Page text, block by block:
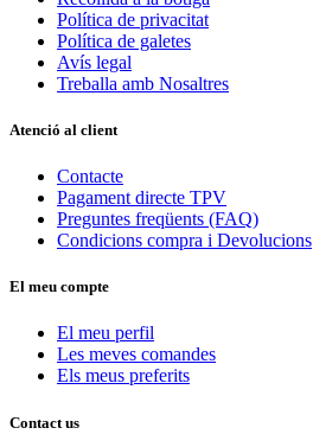
Política de privacitat
Política de galetes
Avís legal
Treballa amb Nosaltres
Atenció al client
Contacte
Pagament directe TPV
Preguntes freqüents (FAQ)
Condicions compra i Devolucions
El meu compte
El meu perfil
Les meves comandes
Els meus preferits
Contact us